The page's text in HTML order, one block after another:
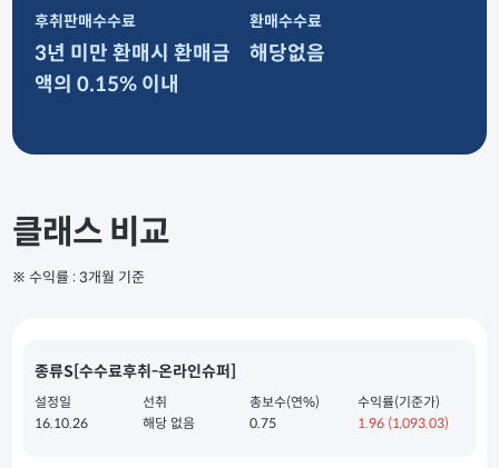
후취판매수수료
3년 미만 환매시 환매금
액의 0.15% 이내
환매수수료
해당없음
클래스 비교
※ 수익률 : 3개월 기준
종류S[수수료후취-온라인슈퍼]
설정일
16.10.26
선취
해당 없음
총보수(연%)
0.75
수익률(기준가)
1.96 (1,093.03)